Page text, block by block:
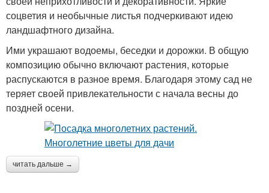
соцветия и необычные листья подчеркивают идею
ландшафтного дизайна.
Ими украшают водоемы, беседки и дорожки. В общую
композицию обычно включают растения, которые
распускаются в разное время. Благодаря этому сад не
теряет своей привлекательности с начала весны до
поздней осени.
читать дальше →